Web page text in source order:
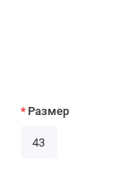
Размер
43